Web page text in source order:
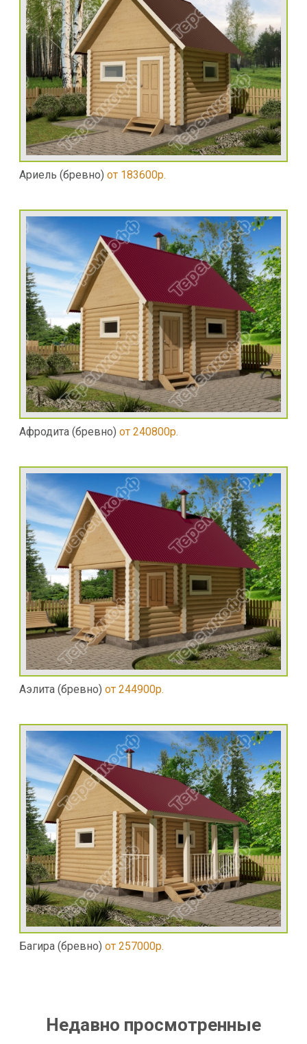
Ариель (бревно) от 183600р.
Афродита (бревно) от 240800р.
Аэлита (бревно) от 244900р.
Багира (бревно) от 257000р.
Недавно просмотренные